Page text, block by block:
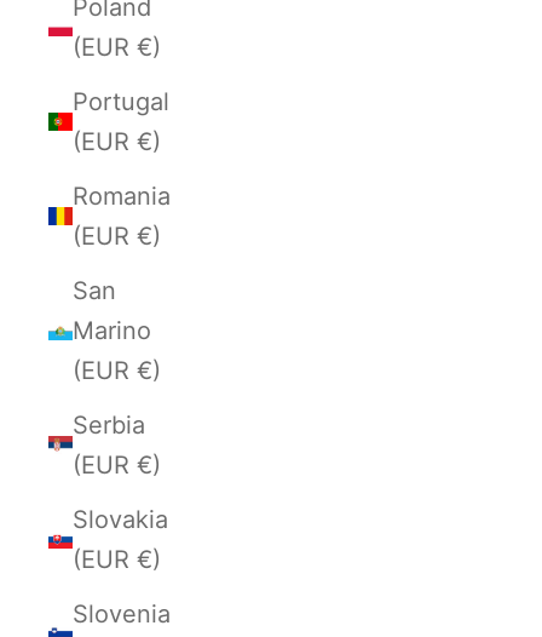
Poland
(EUR €)
Portugal
(EUR €)
Romania
(EUR €)
San
Marino
(EUR €)
Serbia
(EUR €)
Slovakia
(EUR €)
Slovenia